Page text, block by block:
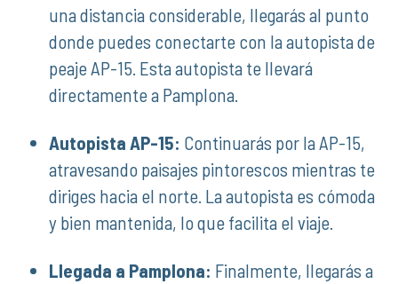
una distancia considerable, llegarás al punto
donde puedes conectarte con la autopista de
peaje AP-15. Esta autopista te llevará
directamente a Pamplona.
Autopista AP-15: Continuarás por la AP-15,
atravesando paisajes pintorescos mientras te
diriges hacia el norte. La autopista es cómoda
y bien mantenida, lo que facilita el viaje.
Llegada a Pamplona: Finalmente, llegarás a